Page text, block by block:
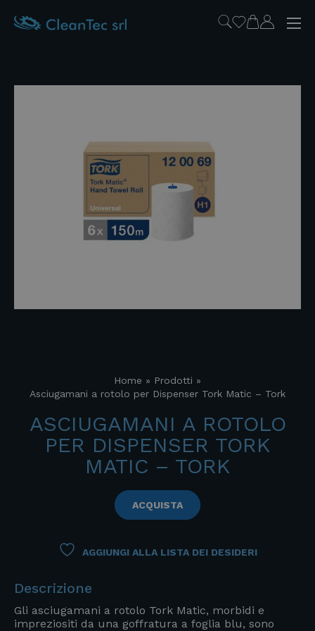
Home » Prodotti »
Asciugamani a rotolo per Dispenser Tork Matic – Tork
ASCIUGAMANI A ROTOLO
PER DISPENSER TORK
MATIC – TORK
ACQUISTA
AGGIUNGI ALLA LISTA DEI DESIDERI
Descrizione
Gli asciugamani a rotolo Tork Matic, morbidi e
impreziositi da una goffratura a foglia blu, sono